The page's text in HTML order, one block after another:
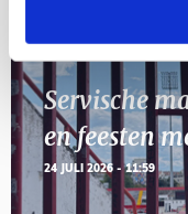
Servische
en feesten
24 JULI 2026 - 11:59